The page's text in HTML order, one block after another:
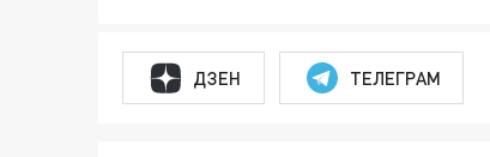
ДЗЕН ТЕЛЕГРАМ